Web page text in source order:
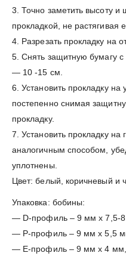
3. Точно заметить высоту и
прокладкой, не растягивая
4. Разрезать прокладку на
5. Снять защитную бумагу с
— 10 -15 см.
6. Установить прокладку на
постепенно снимая
прокладку.
7. Установить прокладку на
аналогичным способом,
уплотнены.
Цвет: белый, коричневый и
Упаковка: бобины:
— D-профиль – 9 мм х 7,5-
— P-профиль – 9 мм х 5,5
— E-профиль – 9 мм х 4 мм,